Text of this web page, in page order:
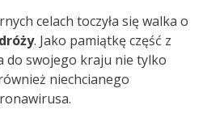
celach toczyła się walka o
. Jako pamiątkę część z
do swojego kraju nie tylko
niechcianego